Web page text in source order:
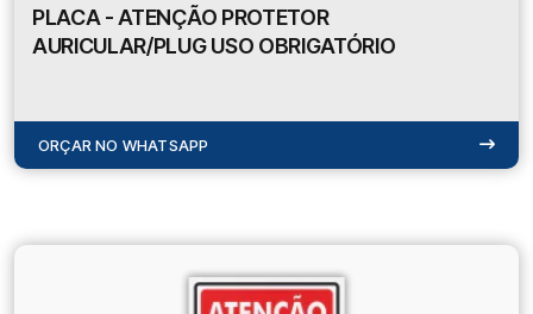
PLACA - ATENÇÃO PROTETOR
AURICULAR/PLUG USO OBRIGATÓRIO
ORÇAR NO WHATSAPP